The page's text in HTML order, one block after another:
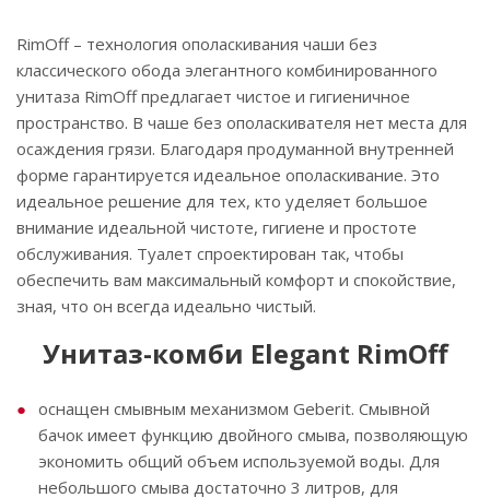
RimOff – технология ополаскивания чаши без
классического обода элегантного комбинированного
унитаза RimOff предлагает чистое и гигиеничное
пространство. В чаше без ополаскивателя нет места для
осаждения грязи. Благодаря продуманной внутренней
форме гарантируется идеальное ополаскивание. Это
идеальное решение для тех, кто уделяет большое
внимание идеальной чистоте, гигиене и простоте
обслуживания. Туалет спроектирован так, чтобы
обеспечить вам максимальный комфорт и спокойствие,
зная, что он всегда идеально чистый.
Унитаз-комби Elegant RimOff
оснащен смывным механизмом Geberit. Смывной
бачок имеет функцию двойного смыва, позволяющую
экономить общий объем используемой воды. Для
небольшого смыва достаточно 3 литров, для